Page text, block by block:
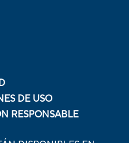
DE USO
RESPONSABLE